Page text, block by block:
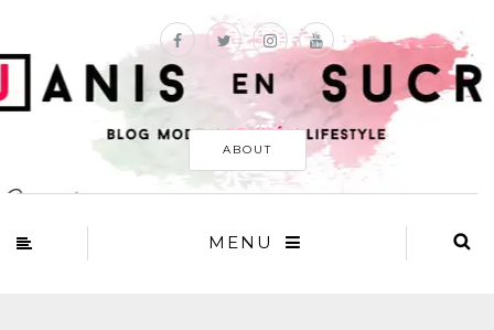
ABOUT
MENU